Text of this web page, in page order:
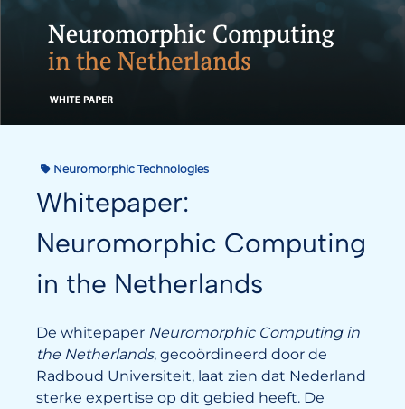
Neuromorphic Technologies
Whitepaper:
Neuromorphic Computing
in the Netherlands
De whitepaper Neuromorphic Computing in
the Netherlands, gecoördineerd door de
Radboud Universiteit, laat zien dat Nederland
sterke expertise op dit gebied heeft. De